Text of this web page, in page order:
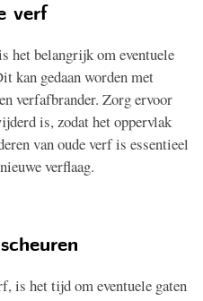
verf
het belangrijk om eventuele
kan gedaan worden met
verfafbrander. Zorg ervoor
is, zodat het oppervlak
van oude verf is essentieel
verflaag.
is het tijd om eventuele gaten